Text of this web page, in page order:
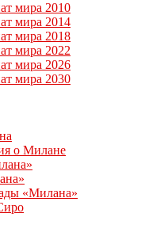
мира 2010
мира 2014
мира 2018
мира 2022
мира 2026
мира 2030
о Милане
«Милана»